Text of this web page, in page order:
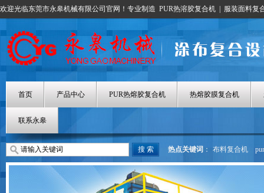
欢迎光临东莞市永皋机械有限公司官网！专业制造 PUR热溶胶复合机 服装面料复
首页 产品中心 PUR热熔胶复合机 热熔胶膜复合机
联系永皋
热点关键词 ： 布料复合机
热熔胶涂布机
热熔胶膜复合